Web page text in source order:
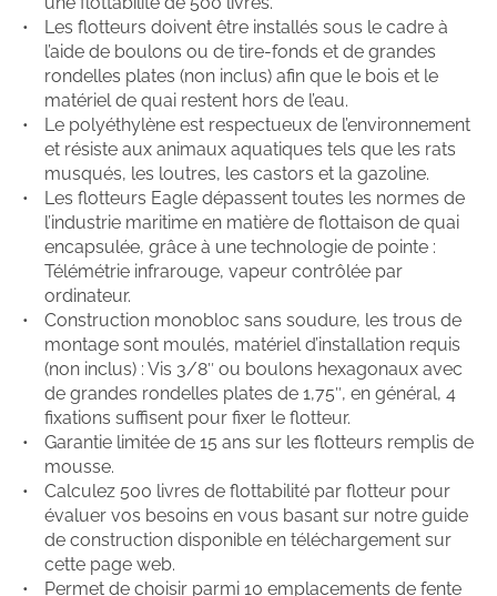
Les flotteurs doivent être installés sous le cadre à
l’aide de boulons ou de tire-fonds et de grandes
rondelles plates (non inclus) afin que le bois et le
matériel de quai restent hors de l’eau.
Le polyéthylène est respectueux de l’environnement
et résiste aux animaux aquatiques tels que les rats
musqués, les loutres, les castors et la gazoline.
Les flotteurs Eagle dépassent toutes les normes de
l’industrie maritime en matière de flottaison de quai
encapsulée, grâce à une technologie de pointe :
Télémétrie infrarouge, vapeur contrôlée par
ordinateur.
Construction monobloc sans soudure, les trous de
montage sont moulés, matériel d’installation requis
(non inclus) : Vis 3/8″ ou boulons hexagonaux avec
de grandes rondelles plates de 1,75″, en général, 4
fixations suffisent pour fixer le flotteur.
Garantie limitée de 15 ans sur les flotteurs remplis de
mousse.
Calculez 500 livres de flottabilité par flotteur pour
évaluer vos besoins en vous basant sur notre guide
de construction disponible en téléchargement sur
cette page web.
Permet de choisir parmi 10 emplacements de fente